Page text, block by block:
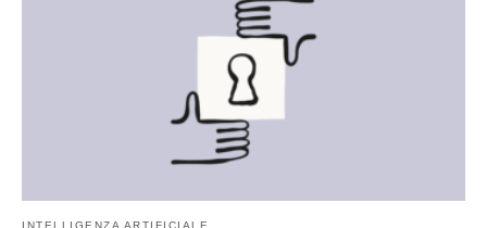
INTELLIGENZA ARTIFICIALE